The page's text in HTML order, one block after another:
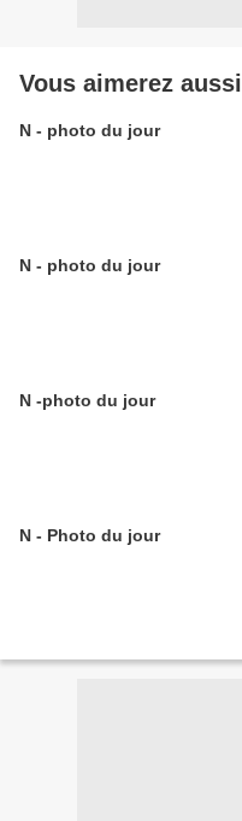
Vous aimerez aussi
N - photo du jour
N - photo du jour
N -photo du jour
N - Photo du jour